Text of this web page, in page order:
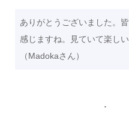
ありがとうございました。
感じますね。見ていて楽し
（Madokaさん）